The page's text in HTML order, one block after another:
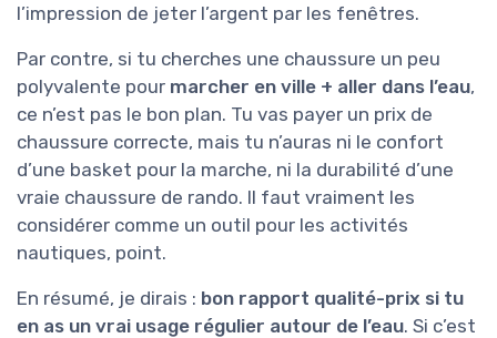
l’impression de jeter l’argent par les fenêtres.
Par contre, si tu cherches une chaussure un peu
polyvalente pour marcher en ville + aller dans l’eau,
ce n’est pas le bon plan. Tu vas payer un prix de
chaussure correcte, mais tu n’auras ni le confort
d’une basket pour la marche, ni la durabilité d’une
vraie chaussure de rando. Il faut vraiment les
considérer comme un outil pour les activités
nautiques, point.
En résumé, je dirais : bon rapport qualité-prix si tu
en as un vrai usage régulier autour de l’eau. Si c’est